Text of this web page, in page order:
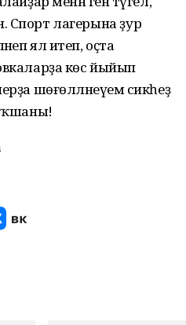
Спорт лагерына ҙур
ял итеп, оҫта
көс йыйып
шөғөлләнеүемә сикһеҙ